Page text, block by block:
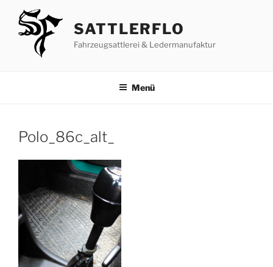
Inhalt
springen
SATTLERFLO
Fahrzeugsattlerei & Ledermanufaktur
Menü
Polo_86c_alt_